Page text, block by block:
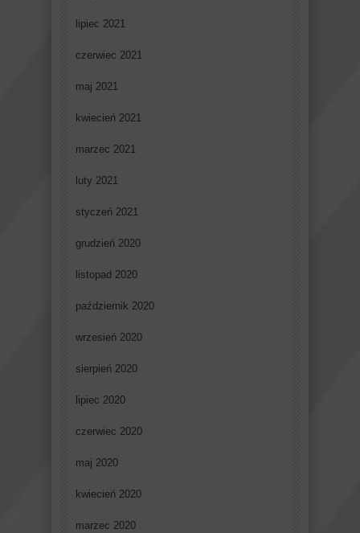
lipiec 2021
czerwiec 2021
maj 2021
kwiecień 2021
marzec 2021
luty 2021
styczeń 2021
grudzień 2020
listopad 2020
październik 2020
wrzesień 2020
sierpień 2020
lipiec 2020
czerwiec 2020
maj 2020
kwiecień 2020
marzec 2020